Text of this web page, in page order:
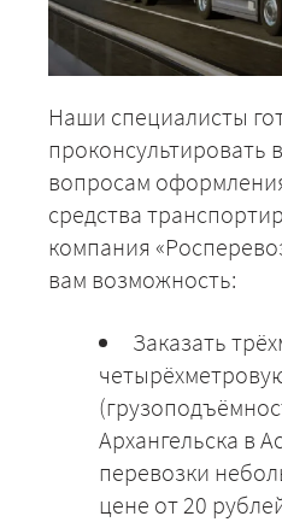
Наши специалисты
проконсультировать
вопросам
средства
компания
вам возможность:
Заказать
Архангельска в
перевозки
цене от 20